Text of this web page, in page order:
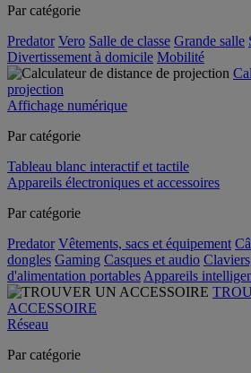
Par catégorie
Predator Vero Salle de classe Grande salle
Divertissement à domicile Mobilité
projection
Affichage numérique
Par catégorie
Tableau blanc interactif et tactile
Appareils électroniques et accessoires
Par catégorie
Predator Vêtements, sacs et équipement
dongles Gaming Casques et audio
d'alimentation portables Appareils
ACCESSOIRE
Réseau
Par catégorie